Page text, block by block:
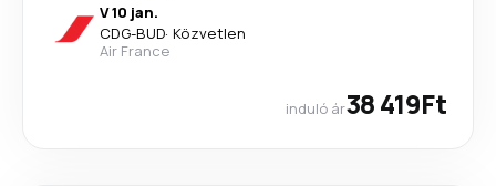
V 10 jan.
CDG-BUD· Közvetlen
Air France
induló ár38 419Ft